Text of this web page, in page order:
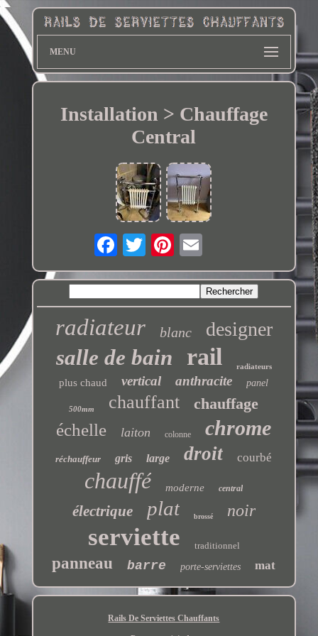
MENU
Installation > Chauffage
Central
radiateur blanc designer
salle de bain rail radiateurs
plus chaud vertical anthracite panel
500mm chauffant chauffage
échelle laiton colonne chrome
réchauffeur gris large droit courbé
chauffé moderne central
électrique plat brossé noir
serviette traditionnel
panneau barre porte-serviettes mat
Rails De Serviettes Chauffants